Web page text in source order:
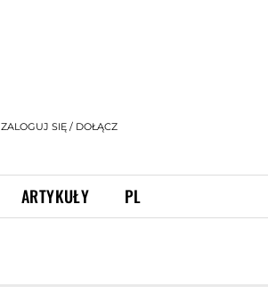
ZALOGUJ SIĘ / DOŁĄCZ
ARTYKUŁY PL